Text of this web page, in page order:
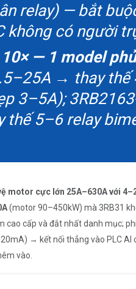
relay) — bắt
không có người
— 1 model
→ thay
3–5A);
5–6 relay
motor cực lớn 25A–630A với
(motor 90–450kW) mà 3RB31
cao cấp và đắt nhất danh mục;
→ kết nối thẳng vào PLC
vào.